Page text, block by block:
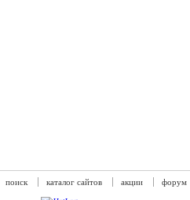
поиск каталог сайтов акции форум